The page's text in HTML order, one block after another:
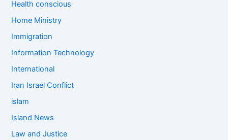
Health conscious
Home Ministry
Immigration
Information Technology
International
Iran Israel Conflict
islam
Island News
Law and Justice